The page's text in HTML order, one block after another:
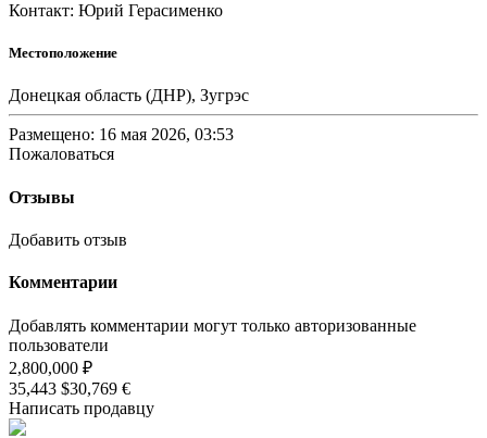
Контакт: Юрий Герасименко
Местоположение
Донецкая область (ДНР), Зугрэс
Размещено: 16 мая 2026, 03:53
Пожаловаться
Отзывы
Добавить отзыв
Комментарии
Добавлять комментарии могут только авторизованные
пользователи
2,800,000 ₽
35,443 $30,769 €
Написать продавцу